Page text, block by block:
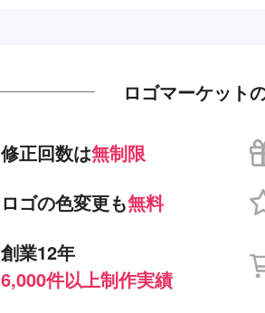
ロゴマーケット
修正回数は無制限
ロゴの色変更も無料
創業12年
6,000件以上制作実績